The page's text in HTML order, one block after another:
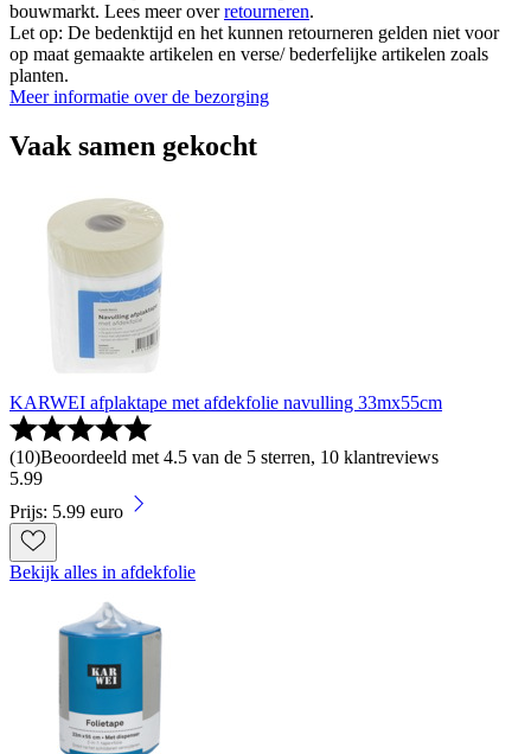
bouwmarkt. Lees meer overretourneren.
Let op: De bedenktijd en het kunnen retourneren gelden niet voor
op maat gemaakte artikelen en verse/ bederfelijke artikelen zoals
planten.
Meer informatie over de bezorging
Vaak samen gekocht
KARWEI afplaktape met afdekfolie navulling 33mx55cm
(10)Beoordeeld met 4.5 van de 5 sterren, 10 klantreviews
5.99
Prijs: 5.99 euro
Bekijk alles in afdekfolie